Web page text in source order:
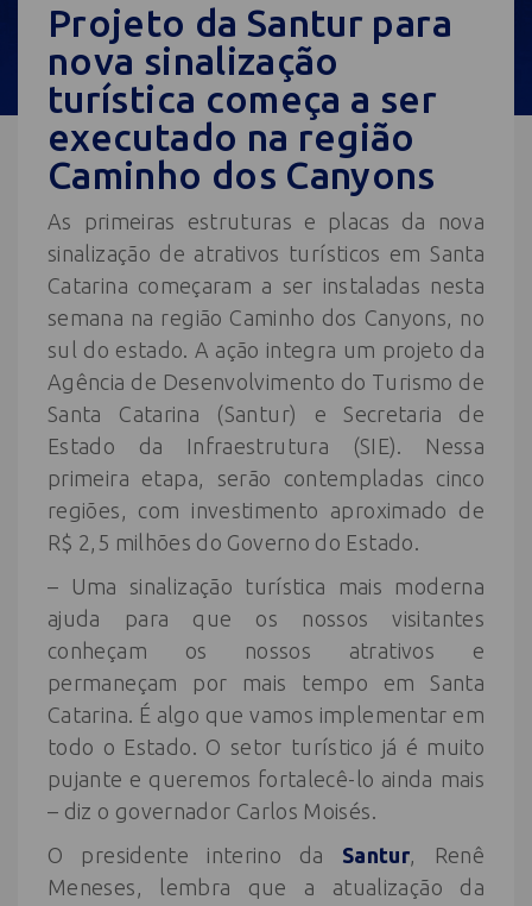
Projeto da Santur para
nova sinalização
turística começa a ser
executado na região
Caminho dos Canyons
As primeiras estruturas e placas da nova
sinalização de atrativos turísticos em Santa
Catarina começaram a ser instaladas nesta
semana na região Caminho dos Canyons, no
sul do estado. A ação integra um projeto da
Agência de Desenvolvimento do Turismo de
Santa Catarina (Santur) e Secretaria de
Estado da Infraestrutura (SIE). Nessa
primeira etapa, serão contempladas cinco
regiões, com investimento aproximado de
R$ 2,5 milhões do Governo do Estado.
– Uma sinalização turística mais moderna
ajuda para que os nossos visitantes
conheçam os nossos atrativos e
permaneçam por mais tempo em Santa
Catarina. É algo que vamos implementar em
todo o Estado. O setor turístico já é muito
pujante e queremos fortalecê-lo ainda mais
– diz o governador Carlos Moisés.
O presidente interino da Santur, Renê
Meneses, lembra que a atualização da